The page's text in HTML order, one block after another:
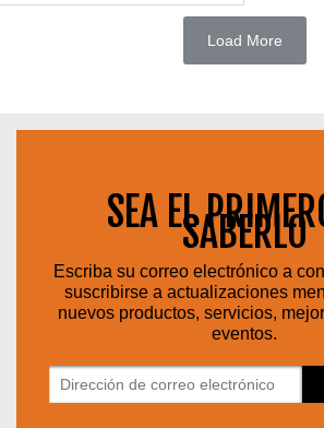
Load More
SEA ELSABERLO
Escriba su correo electrónico a
suscribirse a actualizaciones
nuevos productos, servicios,
eventos.